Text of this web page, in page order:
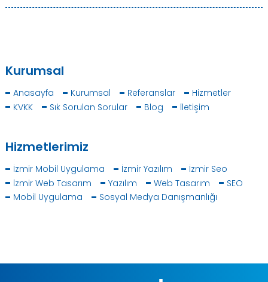
Kurumsal
Anasayfa Kurumsal Referanslar
Hizmetler
KVKK
Sık Sorulan Sorular Blog İletişim
Hizmetlerimiz
İzmir Mobil Uygulama İzmir Yazılım
İzmir Seo
İzmir Web Tasarım
Yazılım Web Tasarım
SEO
Mobil Uygulama
Sosyal Medya Danışmanlığı